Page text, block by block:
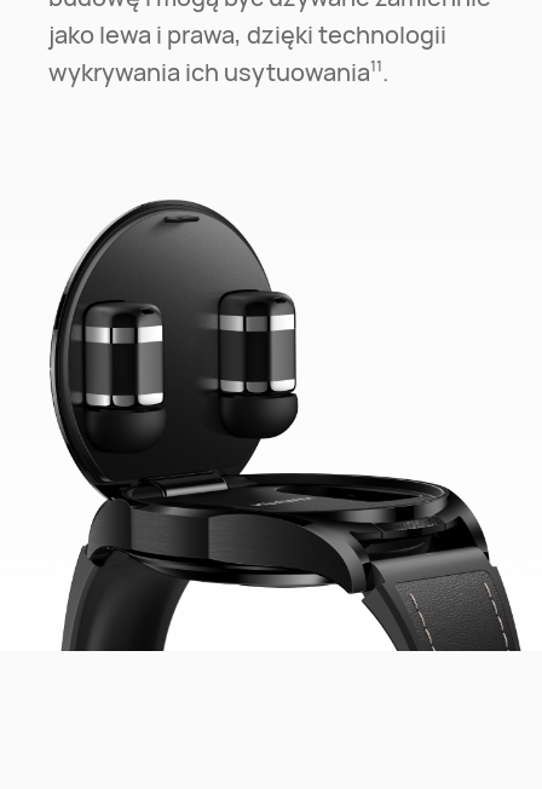
jako lewa i prawa, dzięki technologii
wykrywania ich usytuowania⁠11.